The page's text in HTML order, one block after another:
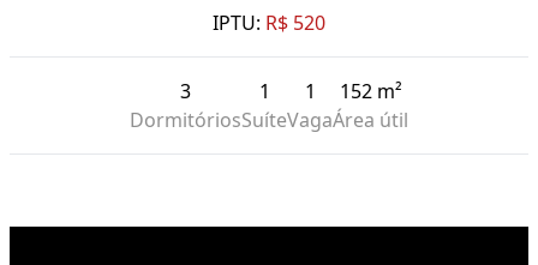
IPTU: R$ 520
3
Dormitórios
1
Suíte
1
Vaga
152 m²
Área útil